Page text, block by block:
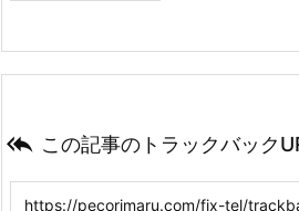
 この記事のトラックバック